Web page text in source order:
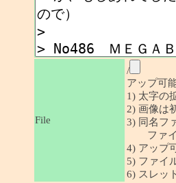
File
/
アップ可
1) 太字の
2) 画像は
3) 同名フ
ファイ
4) アップ
5) ファイ
6) スレッ